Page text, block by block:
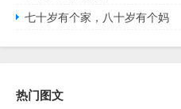
七十岁有个家，八十岁有个妈
热门图文